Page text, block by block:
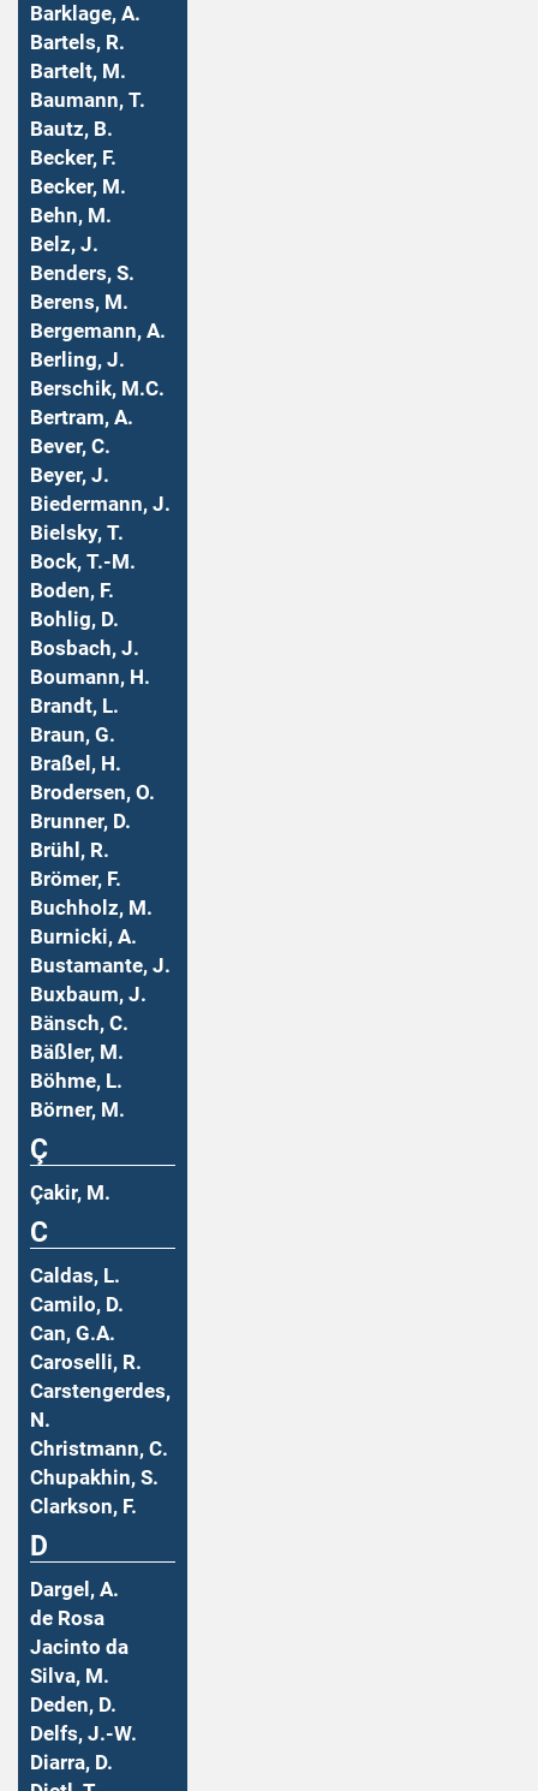
Barklage, A.
Bartels, R.
Bartelt, M.
Baumann, T.
Bautz, B.
Becker, F.
Becker, M.
Behn, M.
Belz, J.
Benders, S.
Berens, M.
Bergemann, A.
Berling, J.
Berschik, M.C.
Bertram, A.
Bever, C.
Beyer, J.
Biedermann, J.
Bielsky, T.
Bock, T.-M.
Boden, F.
Bohlig, D.
Bosbach, J.
Boumann, H.
Brandt, L.
Braun, G.
Braßel, H.
Brodersen, O.
Brunner, D.
Brühl, R.
Brömer, F.
Buchholz, M.
Burnicki, A.
Bustamante, J.
Buxbaum, J.
Bänsch, C.
Bäßler, M.
Böhme, L.
Börner, M.
Ç
Çakir, M.
C
Caldas, L.
Camilo, D.
Can, G.A.
Caroselli, R.
Carstengerdes,
N.
Christmann, C.
Chupakhin, S.
Clarkson, F.
D
Dargel, A.
de Rosa
Jacinto da
Silva, M.
Deden, D.
Delfs, J.-W.
Diarra, D.